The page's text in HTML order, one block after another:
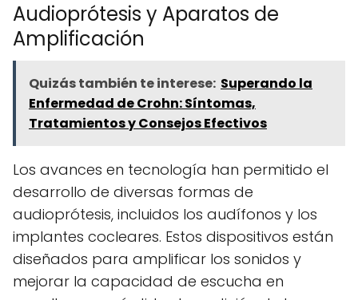
Audioprótesis y Aparatos de
Amplificación
Quizás también te interese: Superando la
Enfermedad de Crohn: Síntomas,
Tratamientos y Consejos Efectivos
Los avances en tecnología han permitido el
desarrollo de diversas formas de
audioprótesis, incluidos los audífonos y los
implantes cocleares. Estos dispositivos están
diseñados para amplificar los sonidos y
mejorar la capacidad de escucha en